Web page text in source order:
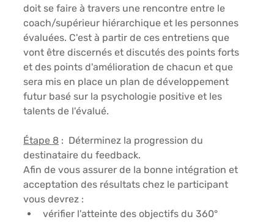
doit se faire à travers une rencontre entre le
coach/supérieur hiérarchique et les personnes
évaluées. C'est à partir de ces entretiens que
vont être discernés et discutés des points forts
et des points d'amélioration de chacun et que
sera mis en place un plan de développement
futur basé sur la psychologie positive et les
talents de l'évalué.
Étape 8 : Déterminez la progression du
destinataire du feedback.
Afin de vous assurer de la bonne intégration et
acceptation des résultats chez le participant
vous devrez :
vérifier l'atteinte des objectifs du 360°